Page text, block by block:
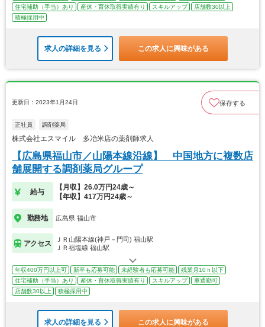
住宅補助（手当）あり
産休・育休取得実績有り スキルアップ
店舗数30以上
積極採用中
求人の詳細を見る この求人に興味がある
更新日：2023年1月24日 保存する
正社員 調剤薬局
株式会社エスマイル 多冶米店の薬剤師求人
【広島県福山市／山陽本線沿線】 中国地方に複数店
舗展開する調剤薬局グループ
給与
【月収】26.0万円24歳～
【年収】417万円24歳～
勤務地 広島県 福山市
アクセス
ＪＲ山陽本線(神戸－門司) 福山駅
ＪＲ福塩線 福山駅
年収400万円以上可 新卒も応募可能 未経験者も応募可能
残業月10ｈ以下
住宅補助（手当）あり
産休・育休取得実績有り スキルアップ
車通勤可
店舗数30以上
積極採用中
求人の詳細を見る この求人に興味がある